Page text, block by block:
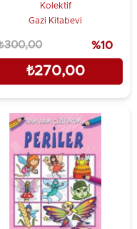
Kolektif
Gazi Kitabevi
₺270,00
%10